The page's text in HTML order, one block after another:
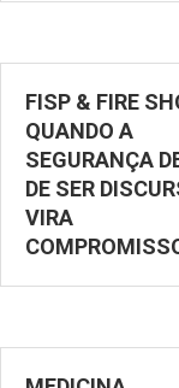
FISP & FIRE
QUANDO A
SEGURANÇA
DE SER
VIRA